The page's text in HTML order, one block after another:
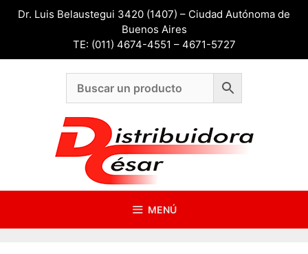
SaltarDr. Luis Belaustegui 3420 (1407) – Ciudad Autónoma de
Buenos Aires
TE: (011) 4674-4551 – 4671-5727
MENÚ